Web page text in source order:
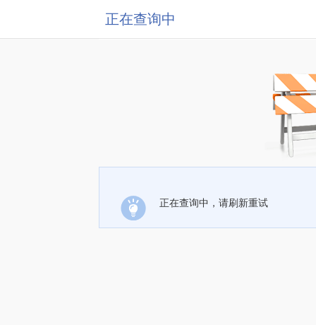
正在查询中
正在查询中，请刷新重试